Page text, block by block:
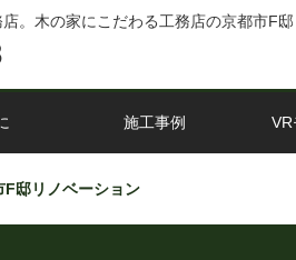
。木の家にこだわる工務店の京都市F
施工事例
F邸リノベーション